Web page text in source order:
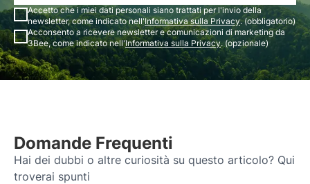
Accetto che i miei dati personali siano trattati per l'invio della
newsletter, come indicato nell'Informativa sulla Privacy. (obbligatorio)
Acconsento a ricevere newsletter e comunicazioni di marketing da
3Bee, come indicato nell'Informativa sulla Privacy. (opzionale)
Domande Frequenti
Hai dei dubbi o altre curiosità su questo articolo? Qui
troverai spunti